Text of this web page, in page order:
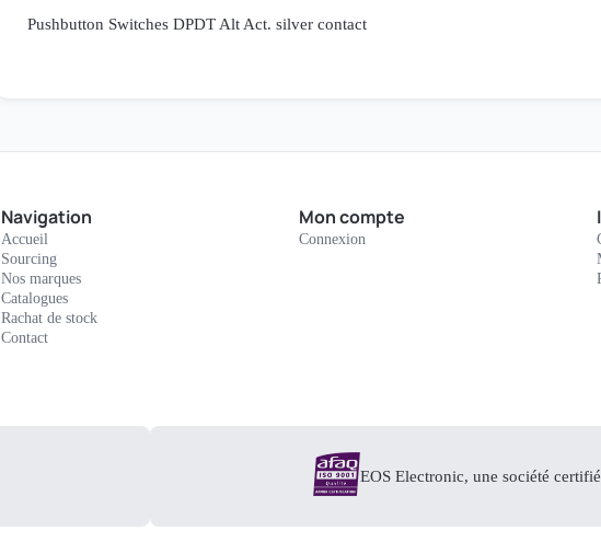
Pushbutton Switches DPDT Alt Act. silver contact
Navigation
Accueil
Sourcing
Nos marques
Catalogues
Rachat de stock
Contact
Mon compte
Connexion
EOS Electronic, une société